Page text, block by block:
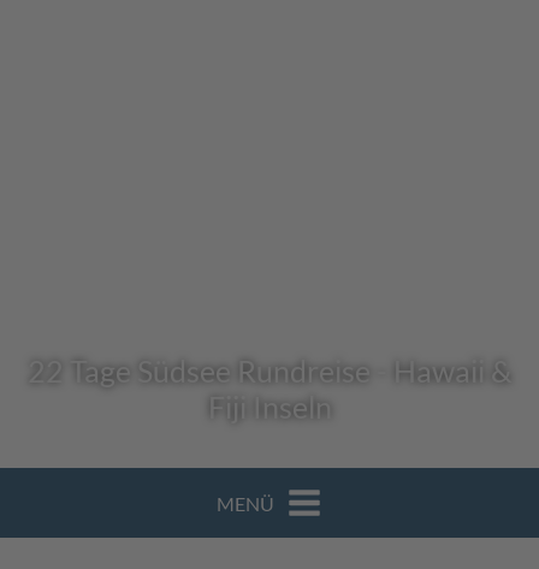
22 Tage Südsee Rundreise - Hawaii &
Fiji Inseln
MENÜ